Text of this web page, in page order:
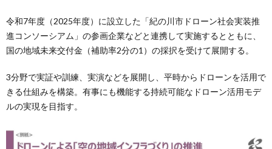
令和7年度（2025年度）に設立した「紀の川市ドローン社会実装推
進コンソーシアム」の参画企業などと連携して実施するとともに、
国の地域未来交付金（補助率2分の1）の採択を受けて展開する。
3分野で実証や訓練、実演などを展開し、平時からドローンを活用で
きる仕組みを構築。有事にも機能する持続可能なドローン活用モデ
ルの実現を目指す。